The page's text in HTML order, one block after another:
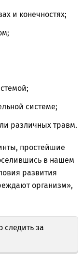
и конечностях;
системе;
различных травм.
простейшие
в нашем
развития
организм»,
следить за